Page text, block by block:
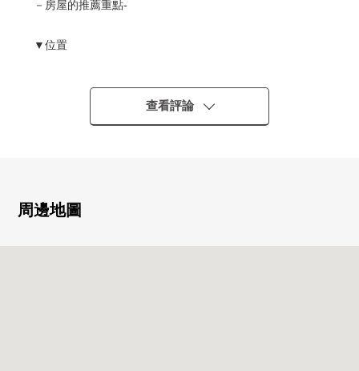
－房屋的推薦重點-
▼位置
・到附近的海岸步行4分鐘(約300m)
・在周圍，便利店以及超市，
公園在步行範圍以內分散地存在，生活便利性也良好
・保護舒適的生活的防盜門的
查看評論
周邊地圖